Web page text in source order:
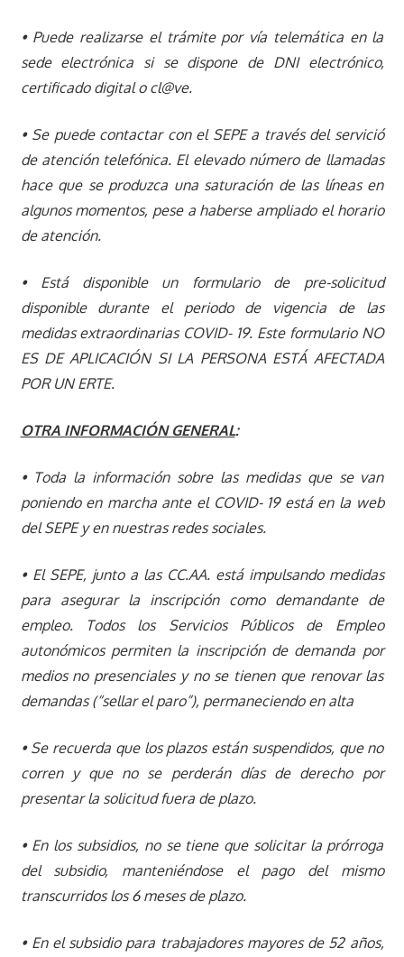
• Puede realizarse el trámite por vía telemática en la
sede electrónica si se dispone de DNI electrónico,
certificado digital o cl@ve.
• Se puede contactar con el SEPE a través del servició
de atención telefónica. El elevado número de llamadas
hace que se produzca una saturación de las líneas en
algunos momentos, pese a haberse ampliado el horario
de atención.
• Está disponible un formulario de pre-solicitud
disponible durante el periodo de vigencia de las
medidas extraordinarias COVID- 19. Este formulario NO
ES DE APLICACIÓN SI LA PERSONA ESTÁ AFECTADA
POR UN ERTE.
OTRA INFORMACIÓN GENERAL:
• Toda la información sobre las medidas que se van
poniendo en marcha ante el COVID- 19 está en la web
del SEPE y en nuestras redes sociales.
• El SEPE, junto a las CC.AA. está impulsando medidas
para asegurar la inscripción como demandante de
empleo. Todos los Servicios Públicos de Empleo
autonómicos permiten la inscripción de demanda por
medios no presenciales y no se tienen que renovar las
demandas (“sellar el paro”), permaneciendo en alta
• Se recuerda que los plazos están suspendidos, que no
corren y que no se perderán días de derecho por
presentar la solicitud fuera de plazo.
• En los subsidios, no se tiene que solicitar la prórroga
del subsidio, manteniéndose el pago del mismo
transcurridos los 6 meses de plazo.
• En el subsidio para trabajadores mayores de 52 años,